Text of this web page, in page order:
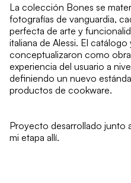
La colección Bones se
fotografías de vanguardia,
perfecta de arte y
italiana de Alessi. El
conceptualizaron como
experiencia del usuario a
definiendo un nuevo
productos de cookware.
Proyecto desarrollado junto
mi etapa allí.